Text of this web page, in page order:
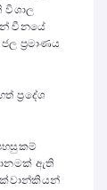
විශාල
චීනයේ
ප්‍රමාණය
ප්‍රදේශ
ඇති
ක්වාන්කියන්